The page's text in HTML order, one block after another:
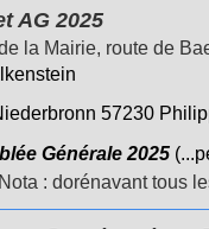
2025
la Mairie, route de
57230
Générale 2025
: dorénavant tous